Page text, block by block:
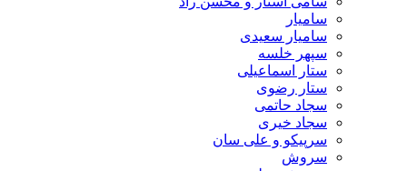
سامیار
سامیار سعیدی
سپهر خلسه
ستار اسماعیلی
ستار رضوی
سجاد حاتمی
سجاد خیری
سرپیکو و علی سان
سروش